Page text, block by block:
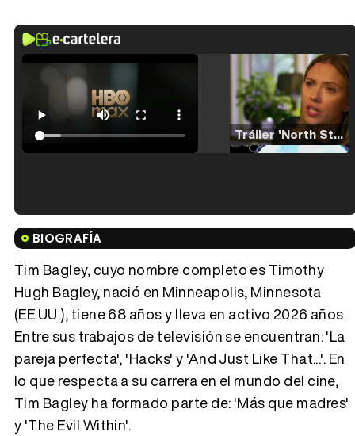
Tráiler 'North Star' (2023)
Tráiler en español de 'La isla olvidada'
Tráiler 'Vida perra' (2026)
Tráiler Oficial en VOSE 'The Audacity'
BIOGRAFÍA
Tim Bagley, cuyo nombre completo es Timothy
Hugh Bagley, nació en Minneapolis, Minnesota
(EE.UU.), tiene 68 años y lleva en activo 2026 años.
Entre sus trabajos de televisión se encuentran: 'La
pareja perfecta', 'Hacks' y 'And Just Like That...'. En
lo que respecta a su carrera en el mundo del cine,
Tim Bagley ha formado parte de: 'Más que madres'
y 'The Evil Within'.